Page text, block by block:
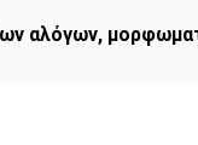
αλόγων,